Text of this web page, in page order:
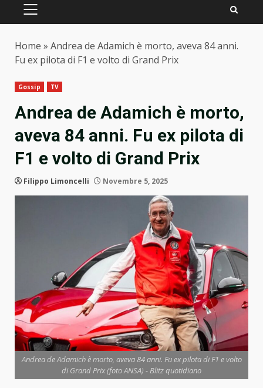
PRIMARY
Home » Andrea de Adamich è morto, aveva 84 anni.
Fu ex pilota di F1 e volto di Grand Prix
Gossip TV
Andrea de Adamich è morto,
aveva 84 anni. Fu ex pilota di
F1 e volto di Grand Prix
Filippo Limoncelli Novembre 5, 2025
Andrea de Adamich è morto, aveva 84 anni. Fu ex pilota di F1 e volto
di Grand Prix (foto ANSA) - Blitz quotidiano